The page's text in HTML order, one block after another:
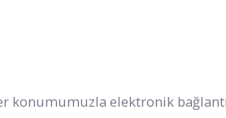
elektronik